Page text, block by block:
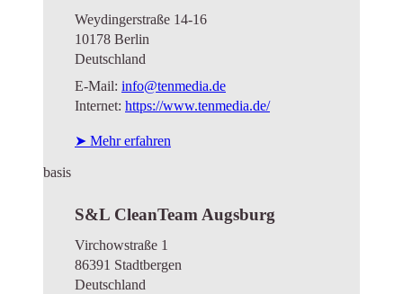
Weydingerstraße 14-16
10178 Berlin
Deutschland
E-Mail: info@tenmedia.de
Internet: https://www.tenmedia.de/
➤ Mehr erfahren
basis
S&L CleanTeam Augsburg
Virchowstraße 1
86391 Stadtbergen
Deutschland